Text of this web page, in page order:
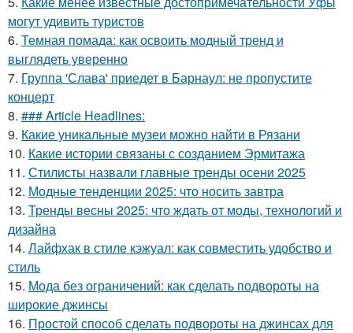
могут удивить туристов
6. Темная помада: как освоить модный тренд и
выглядеть уверенно
7. Группа 'Слава' приедет в Барнаул: не пропустите
концерт
8. ### Article Headlines:
9. Какие уникальные музеи можно найти в Рязани
10. Какие истории связаны с созданием Эрмитажа
11. Стилисты назвали главные тренды осени 2025
12. Модные тенденции 2025: что носить завтра
13. Тренды весны 2025: что ждать от моды, технологий и
дизайна
14. Лайфхак в стиле кэжуал: как совместить удобство и
стиль
15. Мода без ограничений: как сделать подвороты на
широкие джинсы
16. Простой способ сделать подвороты на джинсах для